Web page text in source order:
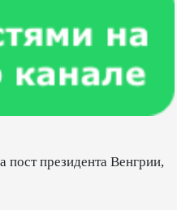
президента Венгрии,